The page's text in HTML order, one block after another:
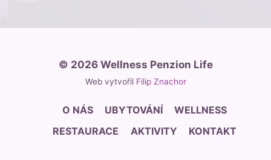
© 2026 Wellness Penzion Life
Web vytvořil Filip Znachor
O NÁS UBYTOVÁNÍ
WELLNESS
RESTAURACE
AKTIVITY KONTAKT